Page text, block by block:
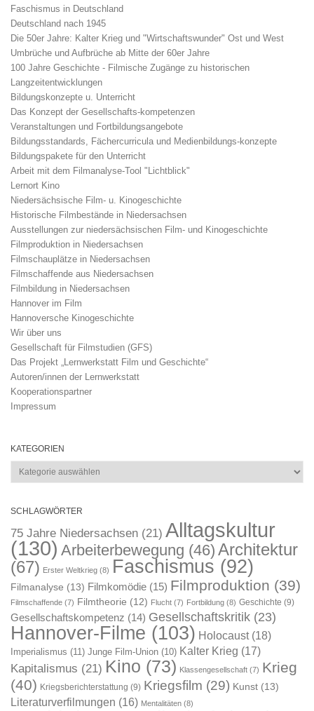
Faschismus in Deutschland
Deutschland nach 1945
Die 50er Jahre: Kalter Krieg und "Wirtschaftswunder" Ost und West
Umbrüche und Aufbrüche ab Mitte der 60er Jahre
100 Jahre Geschichte - Filmische Zugänge zu historischen
Langzeitentwicklungen
Bildungskonzepte u. Unterricht
Das Konzept der Gesellschafts-kompetenzen
Veranstaltungen und Fortbildungsangebote
Bildungsstandards, Fächercurricula und Medienbildungs-konzepte
Bildungspakete für den Unterricht
Arbeit mit dem Filmanalyse-Tool "Lichtblick"
Lernort Kino
Niedersächsische Film- u. Kinogeschichte
Historische Filmbestände in Niedersachsen
Ausstellungen zur niedersächsischen Film- und Kinogeschichte
Filmproduktion in Niedersachsen
Filmschauplätze in Niedersachsen
Filmschaffende aus Niedersachsen
Filmbildung in Niedersachsen
Hannover im Film
Hannoversche Kinogeschichte
Wir über uns
Gesellschaft für Filmstudien (GFS)
Das Projekt „Lernwerkstatt Film und Geschichte“
Autoren/innen der Lernwerkstatt
Kooperationspartner
Impressum
KATEGORIEN
Kategorien
SCHLAGWÖRTER
75 Jahre Niedersachsen (21) Alltagskultur
(130) Arbeiterbewegung (46) Architektur
(67) Erster Weltkrieg (8) Faschismus (92)
Filmanalyse (13) Filmkomödie (15) Filmproduktion (39)
Filmschaffende (7) Filmtheorie (12) Flucht (7) Fortbildung (8) Geschichte (9)
Gesellschaftskompetenz (14) Gesellschaftskritik (23)
Hannover-Filme (103) Holocaust(18)
Imperialismus (11) Junge Film-Union (10) Kalter Krieg (17)
Kapitalismus (21) Kino (73) Klassengesellschaft (7) Krieg
(40) Kriegsberichterstattung (9) Kriegsfilm (29) Kunst (13)
Literaturverfilmungen (16) Mentalitäten (8)